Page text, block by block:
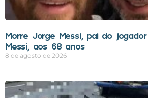
Morre Jorge Messi, pai do
Messi, aos 68 anos
8 de agosto de 2026